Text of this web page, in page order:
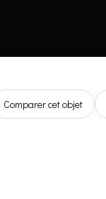
Comparer cet objet